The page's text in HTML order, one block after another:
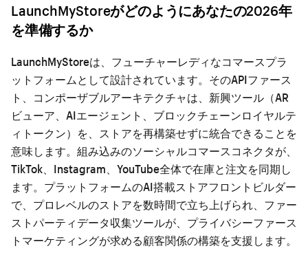
LaunchMyStoreがどのようにあなたの2026年
を準備するか
LaunchMyStoreは、フューチャーレディなコマースプラ
ットフォームとして設計されています。そのAPIファース
ト、コンポーザブルアーキテクチャは、新興ツール（AR
ビューア、AIエージェント、ブロックチェーンロイヤルテ
ィトークン）を、ストアを再構築せずに統合できることを
意味します。組み込みのソーシャルコマースコネクタが、
TikTok、Instagram、YouTube全体で在庫と注文を同期し
ます。プラットフォームのAI搭載ストアフロントビルダー
で、プロレベルのストアを数時間で立ち上げられ、ファー
ストパーティデータ収集ツールが、プライバシーファース
トマーケティングが求める顧客関係の構築を支援します。